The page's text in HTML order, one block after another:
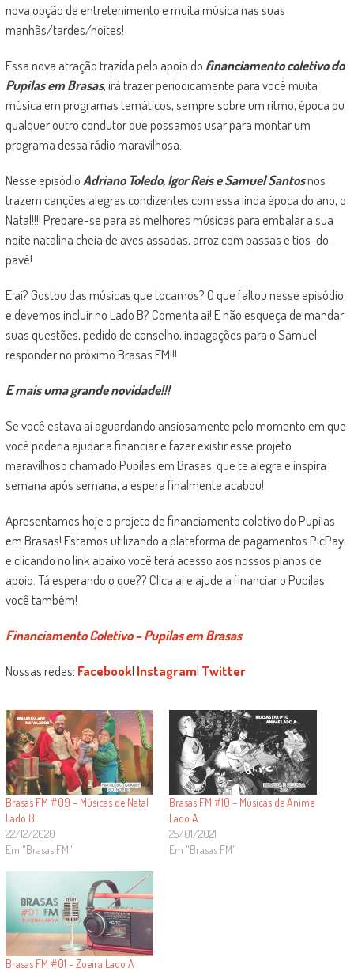
nova opção de entretenimento e muita música nas suas
manhãs/tardes/noites!
Essa nova atração trazida pelo apoio do financiamento coletivo do
Pupilas em Brasas, irá trazer periodicamente para você muita
música em programas temáticos, sempre sobre um ritmo, época ou
qualquer outro condutor que possamos usar para montar um
programa dessa rádio maravilhosa.
Nesse episódioAdriano Toledo, Igor Reis e Samuel Santosnos
trazem canções alegres condizentes com essa linda época do ano, o
Natal!!!! Prepare-se para as melhores músicas para embalar a sua
noite natalina cheia de aves assadas, arroz com passas e tios-do-
pavê!
E ai? Gostou das músicas que tocamos? O que faltou nesse episódio
e devemos incluir no Lado B? Comenta ai! E não esqueça de mandar
suas questões, pedido de conselho, indagações para o Samuel
responder no próximo Brasas FM!!!
E mais uma grande novidade!!!
Se você estava ai aguardando ansiosamente pelo momento em que
você poderia ajudar a financiar e fazer existir esse projeto
maravilhoso chamado Pupilas em Brasas, que te alegra e inspira
semana após semana, a espera finalmente acabou!
Apresentamos hoje o projeto de financiamento coletivo do Pupilas
em Brasas! Estamos utilizando a plataforma de pagamentos PicPay,
e clicando no link abaixo você terá acesso aos nossos planos de
apoio. Tá esperando o que?? Clica ai e ajude a financiar o Pupilas
você também!
Financiamento Coletivo – Pupilas em Brasas
Nossas redes: Facebook| Instagram| Twitter
Brasas FM #09 – Músicas de Natal
Lado B
22/12/2020
Em "Brasas FM"
Brasas FM #10 – Músicas de Anime
Lado A
25/01/2021
Em "Brasas FM"
Brasas FM #01 – Zoeira Lado A